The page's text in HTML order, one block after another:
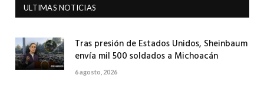
ULTIMAS NOTICIAS
Tras presión de Estados Unidos, Sheinbaum
envía mil 500 soldados a Michoacán
6 agosto, 2026